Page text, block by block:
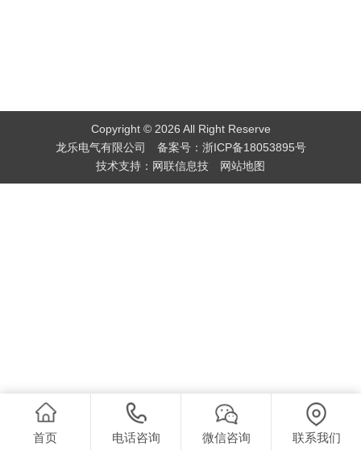
Copyright © 2026 All Right Reserve
龙乐电气有限公司 备案号： 浙ICP备18053895号
技术支持： 网联信息技 网站地图
首页 电话咨询 微信咨询 联系我们